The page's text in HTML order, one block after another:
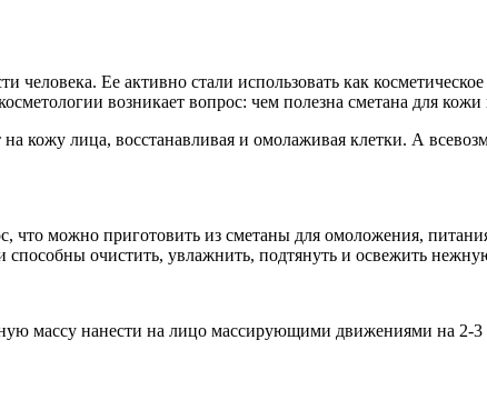
Ее активно стали использовать как
возникает вопрос: чем полезна сметана для кожи
кожу лица, восстанавливая и омолаживая клетки. А
что можно приготовить из сметаны для омоложения,
очистить, увлажнить, подтянуть и освежить
массу нанести на лицо массирующими движениями на